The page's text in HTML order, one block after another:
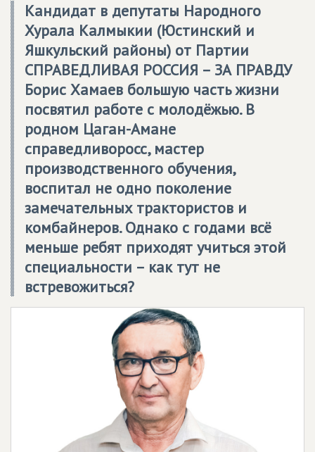
Кандидат в депутаты Народного
Хурала Калмыкии (Юстинский и
Яшкульский районы) от Партии
СПРАВЕДЛИВАЯ РОССИЯ – ЗА ПРАВДУ
Борис Хамаев большую часть жизни
посвятил работе с молодёжью. В
родном Цаган-Амане
справедливоросс, мастер
производственного обучения,
воспитал не одно поколение
замечательных трактористов и
комбайнеров. Однако с годами всё
меньше ребят приходят учиться этой
специальности – как тут не
встревожиться?